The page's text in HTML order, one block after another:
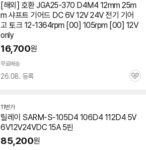
[해외] 호환 JGA25-370 D4M4 12mm 25m
m 샤프트 기어드 DC 6V 12V 24V 전기 기어
고 토크 12-1364rpm [00] 105rpm [00] 12V
only
16,700원
무료배송
26.08. 등록
관
11번가
릴레이 SARM-S-105D4 106D4 112D4 5V
6V12V24VDC 15A 5핀
85,200원